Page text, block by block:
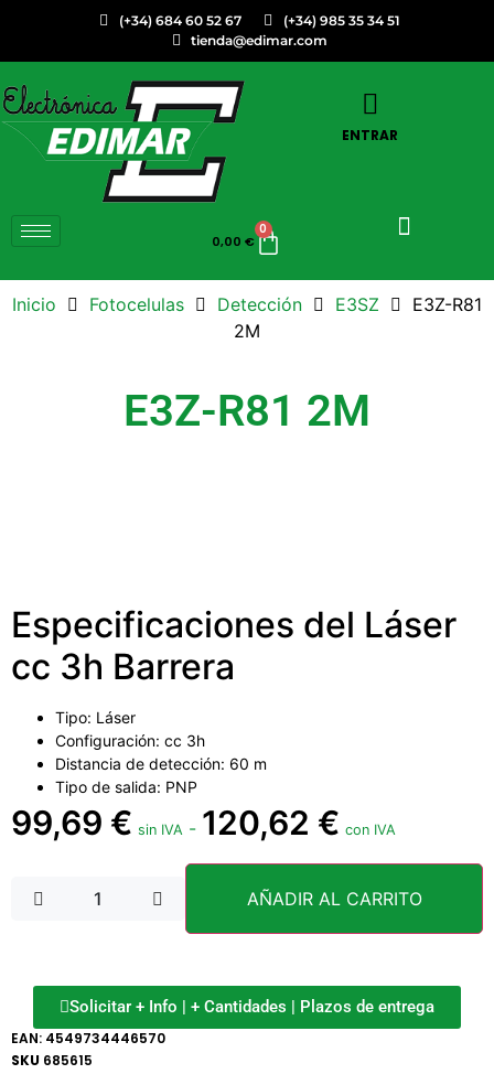
(+34) 684 60 52 67
(+34) 985 35 34 51
tienda@edimar.com
ENTRAR
0,00 €
0
Inicio Fotocelulas Detección E3SZ
E3Z-R81
2M
E3Z-R81 2M
Especificaciones del Láser
cc 3h Barrera
Tipo: Láser
Configuración: cc 3h
Distancia de detección: 60 m
Tipo de salida: PNP
99,69 € sin IVA - 120,62 € con IVA
AÑADIR AL CARRITO
Solicitar + Info | + Cantidades | Plazos de entrega
EAN: 4549734446570
SKU 685615